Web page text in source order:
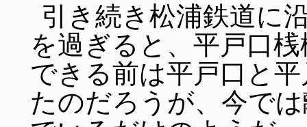
引き続き松浦鉄道に
を過ぎると、平戸口
できる前は平戸口と
たのだろうが、今で